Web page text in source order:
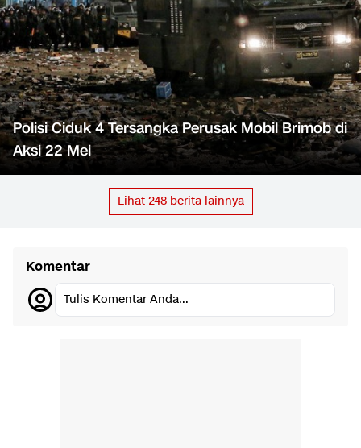
Polisi Ciduk 4 Tersangka Perusak Mobil Brimob di
Aksi 22 Mei
Lihat 248berita lainnya
Komentar
Tulis Komentar Anda...